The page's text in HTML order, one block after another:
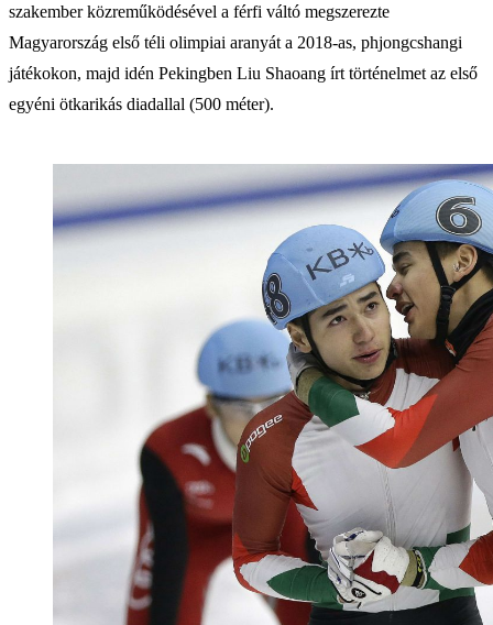
szakember közreműködésével a férfi váltó megszerezte
Magyarország első téli olimpiai aranyát a 2018-as, phjongcshangi
játékokon, majd idén Pekingben Liu Shaoang írt történelmet az első
egyéni ötkarikás diadallal (500 méter).